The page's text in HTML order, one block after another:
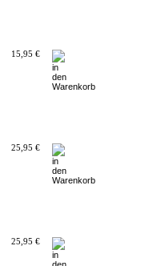
15,95 €
25,95 €
25,95 €